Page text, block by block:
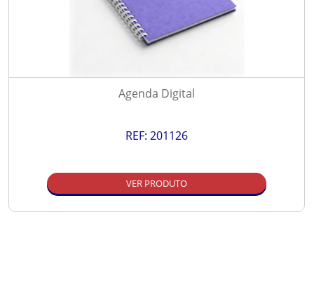
Agenda Digital
REF: 201126
VER PRODUTO